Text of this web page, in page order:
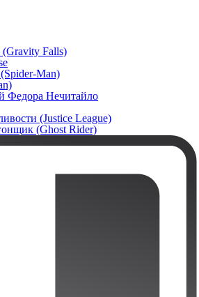
Falls)
Man)
Федора Нечитайло
(Justice League)
(Ghost Rider)